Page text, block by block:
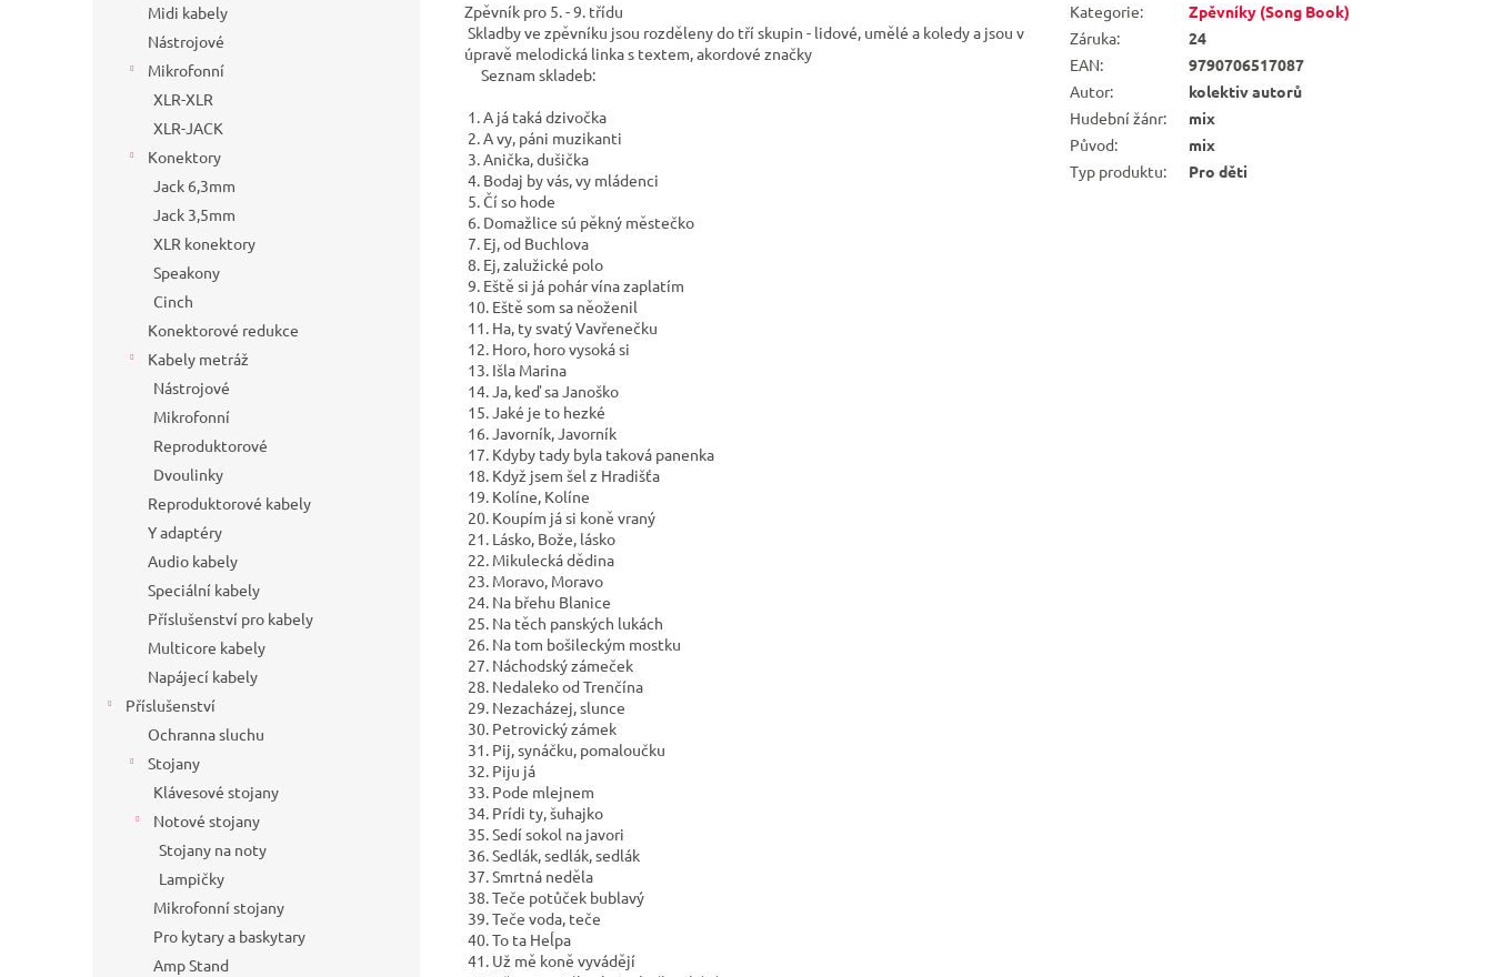
Midi kabely
Nástrojové
Mikrofonní
XLR-XLR
XLR-JACK
Konektory
Jack 6,3mm
Jack 3,5mm
XLR konektory
Speakony
Cinch
Konektorové redukce
Kabely metráž
Nástrojové
Mikrofonní
Reproduktorové
Dvoulinky
Reproduktorové kabely
Y adaptéry
Audio kabely
Speciální kabely
Příslušenství pro kabely
Multicore kabely
Napájecí kabely
Příslušenství
Ochranna sluchu
Stojany
Klávesové stojany
Notové stojany
Stojany na noty
Lampičky
Mikrofonní stojany
Pro kytary a baskytary
Amp Stand
Zpěvník pro 5. - 9. třídu
Skladby ve zpěvníku jsou rozděleny do tří skupin - lidové, umělé a koledy a jsou v
úpravě melodická linka s textem, akordové značky
Seznam skladeb:
1. A já taká dzivočka
2. A vy, páni muzikanti
3. Anička, dušička
4. Bodaj by vás, vy mládenci
5. Čí so hode
6. Domažlice sú pěkný městečko
7. Ej, od Buchlova
8. Ej, zalužické polo
9. Eště si já pohár vína zaplatím
10. Eště som sa něoženil
11. Ha, ty svatý Vavřenečku
12. Horo, horo vysoká si
13. Išla Marina
14. Ja, keď sa Janoško
15. Jaké je to hezké
16. Javorník, Javorník
17. Kdyby tady byla taková panenka
18. Když jsem šel z Hradišťa
19. Kolíne, Kolíne
20. Koupím já si koně vraný
21. Lásko, Bože, lásko
22. Mikulecká dědina
23. Moravo, Moravo
24. Na břehu Blanice
25. Na těch panských lukách
26. Na tom bošileckým mostku
27. Náchodský zámeček
28. Nedaleko od Trenčína
29. Nezacházej, slunce
30. Petrovický zámek
31. Pij, synáčku, pomaloučku
32. Piju já
33. Pode mlejnem
34. Prídi ty, šuhajko
35. Sedí sokol na javori
36. Sedlák, sedlák, sedlák
37. Smrtná neděla
38. Teče potůček bublavý
39. Teče voda, teče
40. To ta Heĺpa
41. Už mě koně vyvádějí
Kategorie:
Zpěvníky (Song Book)
Záruka:
24
EAN:
9790706517087
Autor:
kolektiv autorů
Hudební žánr:
mix
Původ:
mix
Typ produktu: Pro děti